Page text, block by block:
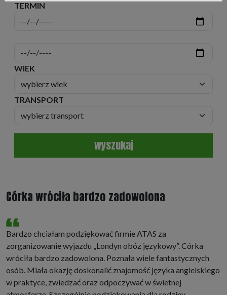
TERMIN
WIEK
TRANSPORT
wyszukaj
Córka wróciła bardzo zadowolona
Bardzo chciałam podziękować firmie ATAS za
zorganizowanie wyjazdu „Londyn obóz językowy”. Córka
wróciła bardzo zadowolona. Poznała wiele fantastycznych
osób. Miała okazję doskonalić znajomość języka angielskiego
w praktyce, zwiedzać oraz odpoczywać w świetnej